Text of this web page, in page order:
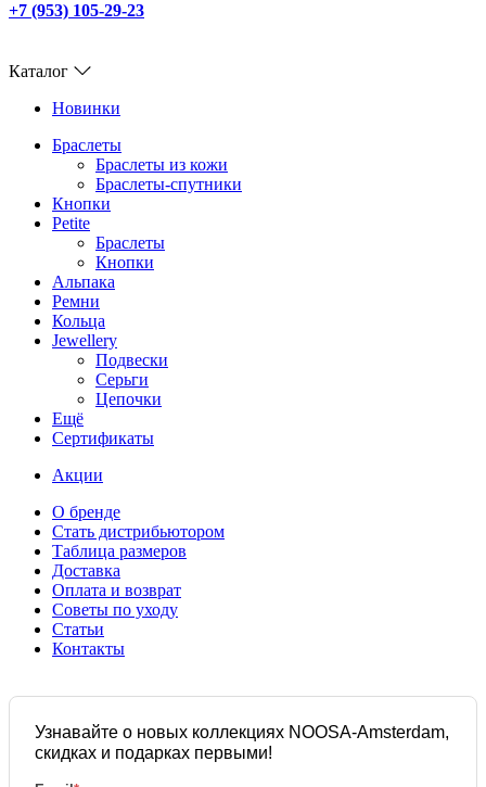
+7 (953) 105-29-23
Каталог
Новинки
Браслеты
Браслеты из кожи
Браслеты-спутники
Кнопки
Petite
Браслеты
Кнопки
Альпака
Ремни
Кольца
Jewellery
Подвески
Серьги
Цепочки
Ещё
Сертификаты
Акции
О бренде
Стать дистрибьютором
Таблица размеров
Доставка
Оплата и возврат
Советы по уходу
Статьи
Контакты
Узнавайте о новых коллекциях NOOSA-Amsterdam,
скидках и подарках первыми!